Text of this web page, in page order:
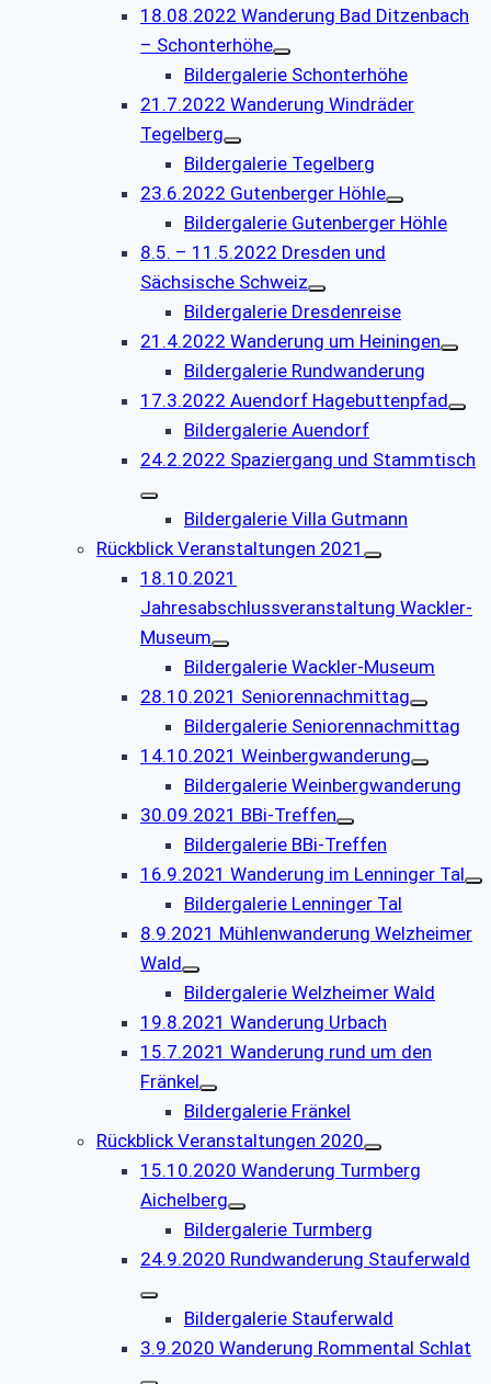
18.08.2022 Wanderung Bad Ditzenbach
– Schonterhöhe
Bildergalerie Schonterhöhe
21.7.2022 Wanderung Windräder
Tegelberg
Bildergalerie Tegelberg
23.6.2022 Gutenberger Höhle
Bildergalerie Gutenberger Höhle
8.5. – 11.5.2022 Dresden und
Sächsische Schweiz
Bildergalerie Dresdenreise
21.4.2022 Wanderung um Heiningen
Bildergalerie Rundwanderung
17.3.2022 Auendorf Hagebuttenpfad
Bildergalerie Auendorf
24.2.2022 Spaziergang und Stammtisch
Bildergalerie Villa Gutmann
Rückblick Veranstaltungen 2021
18.10.2021
Jahresabschlussveranstaltung Wackler-
Museum
Bildergalerie Wackler-Museum
28.10.2021 Seniorennachmittag
Bildergalerie Seniorennachmittag
14.10.2021 Weinbergwanderung
Bildergalerie Weinbergwanderung
30.09.2021 BBi-Treffen
Bildergalerie BBi-Treffen
16.9.2021 Wanderung im Lenninger Tal
Bildergalerie Lenninger Tal
8.9.2021 Mühlenwanderung Welzheimer
Wald
Bildergalerie Welzheimer Wald
19.8.2021 Wanderung Urbach
15.7.2021 Wanderung rund um den
Fränkel
Bildergalerie Fränkel
Rückblick Veranstaltungen 2020
15.10.2020 Wanderung Turmberg
Aichelberg
Bildergalerie Turmberg
24.9.2020 Rundwanderung Stauferwald
Bildergalerie Stauferwald
3.9.2020 Wanderung Rommental Schlat